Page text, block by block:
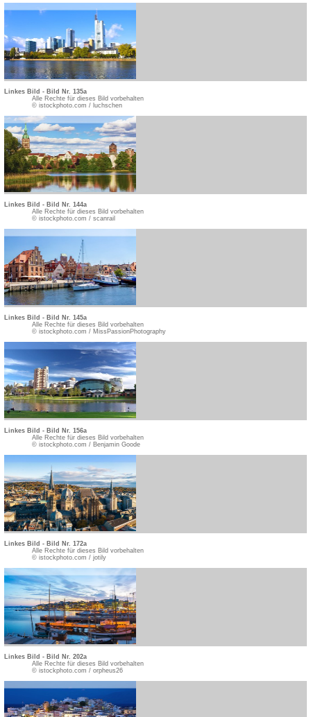
Linkes Bild - Bild Nr. 135a
Alle Rechte für dieses Bild vorbehalten
© istockphoto.com / luchschen
Linkes Bild - Bild Nr. 144a
Alle Rechte für dieses Bild vorbehalten
© istockphoto.com / scanrail
Linkes Bild - Bild Nr. 145a
Alle Rechte für dieses Bild vorbehalten
© istockphoto.com / MissPassionPhotography
Linkes Bild - Bild Nr. 156a
Alle Rechte für dieses Bild vorbehalten
© istockphoto.com / Benjamin Goode
Linkes Bild - Bild Nr. 172a
Alle Rechte für dieses Bild vorbehalten
© istockphoto.com / jotily
Linkes Bild - Bild Nr. 202a
Alle Rechte für dieses Bild vorbehalten
© istockphoto.com / orpheus26